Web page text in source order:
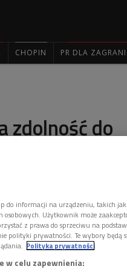
CHOPIN PR DLA
zdolność do
z powodów
elektoratu za
do informacji na urządzeniu, takich
Użytkownik może
z prawa do sprzeciwu na
polityki prywatności. Te wybory będą
Polityka prywatności
w celu zapewnienia: